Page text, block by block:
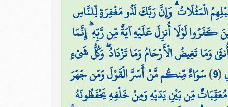
الْمَثُلَاتُ ۗ وَإِنَّ رَبَّكَ لَذُو مَغْفِرَةٍ لِّلنَّاسِ
كَفَرُوا لَوْلَا أُنزِلَ عَلَيْهِ آيَةٌ مِّن رَّبِّهِ ۗ إِنَّمَا
وَمَا تَغِيضُ الْأَرْحَامُ وَمَا تَزْدَادُ ۖ وَكُلُّ شَيْءٍ
(
9
)سَوَاءٌ مِّنكُم مَّنْ أَسَرَّ الْقَوْلَ وَمَن جَهَرَ
مِّن بَيْنِ يَدَيْهِ وَمِنْ خَلْفِهِ يَحْفَظُونَهُ